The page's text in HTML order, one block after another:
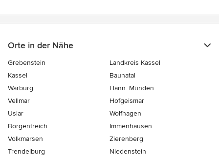
Orte in der Nähe
Grebenstein
Landkreis Kassel
Kassel
Baunatal
Warburg
Hann. Münden
Vellmar
Hofgeismar
Uslar
Wolfhagen
Borgentreich
Immenhausen
Volkmarsen
Zierenberg
Trendelburg
Niedenstein